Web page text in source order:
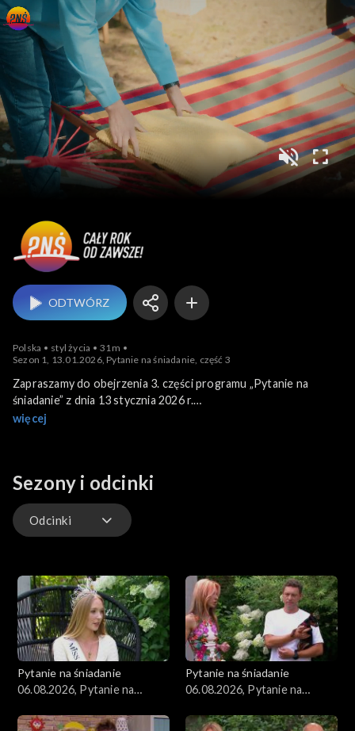
Pytanie na śniadanie
ODTWÓRZ
Polska styl życia
31m
Sezon 1, 13.01.2026, Pytanie na śniadanie, część 3
Zapraszamy do obejrzenia 3. części programu „Pytanie na
śniadanie” z dnia 13 stycznia 2026 r.
Program poprowadzili: Katarzyna Dowbor i Filip Antonowicz.
więcej
Sezony i odcinki
Odcinki
Gwiazdy
Scena Pnś
Ludzie
Zdrowie
Pytanie na śniadanie
06.08.2026, Pytanie na
Pytanie na śniadanie
06.08.2026, Pytanie na